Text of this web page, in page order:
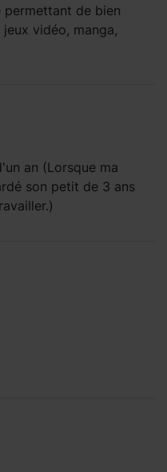
permettant de bien
jeux vidéo, manga,
an (Lorsque ma
son petit de 3 ans